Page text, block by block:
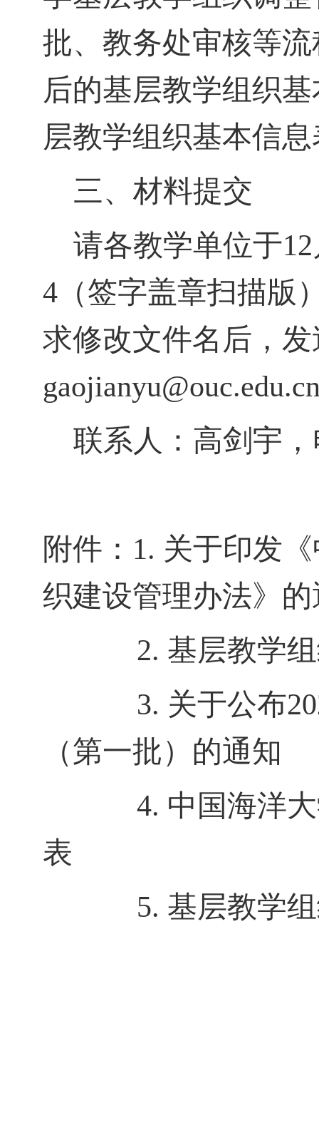
批、教务处审核等
后的基层教学组织
层教学组织基本信
三、材料提交
请各教学单位于12
4 （签字盖章扫描版
求修改文件名后， 发
gaojianyu
联系人： 高剑宇
附件： 1. 关于印发
织建设管理办法》
2. 基层教学
3. 关于公布
（第一批）的通知
4. 中国海洋
表
5. 基层教学